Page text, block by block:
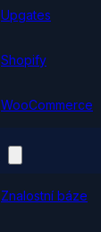
Upgates
Shopify
WooCommerce
Znalostní báze